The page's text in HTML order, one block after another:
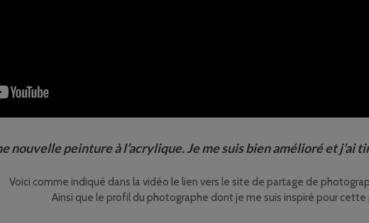
nouvelle peinture à l’acrylique. Je me suis bien amélioré et j’ai
Voici comme indiqué dans la vidéo le lien vers le site de partage de
Ainsi que le profil du photographe dont je me suis inspiré pour cette